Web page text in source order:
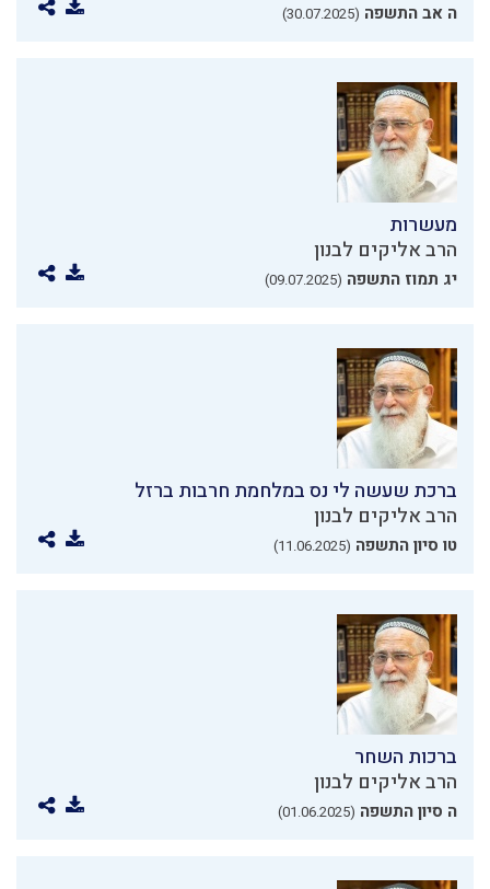
ה אב התשפה (30.07.2025)
מעשרות
הרב אליקים לבנון
יג תמוז התשפה (09.07.2025)
ברכת שעשה לי נס במלחמת חרבות ברזל
הרב אליקים לבנון
טו סיון התשפה (11.06.2025)
ברכות השחר
הרב אליקים לבנון
ה סיון התשפה (01.06.2025)